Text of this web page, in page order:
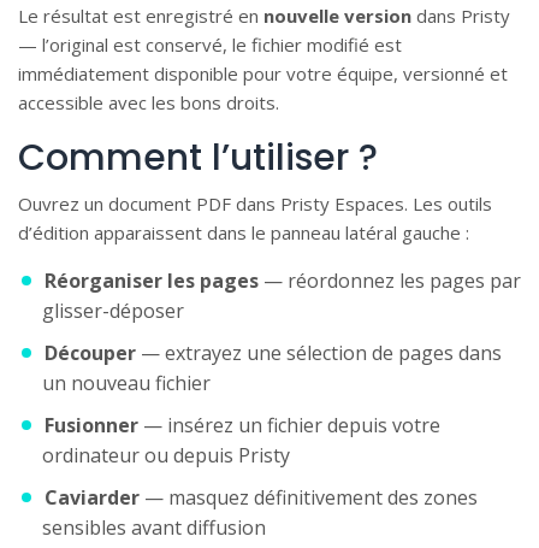
Le résultat est enregistré en nouvelle version dans Pristy
— l’original est conservé, le fichier modifié est
immédiatement disponible pour votre équipe, versionné et
accessible avec les bons droits.
Comment l’utiliser ?
Ouvrez un document PDF dans Pristy Espaces. Les outils
d’édition apparaissent dans le panneau latéral gauche :
Réorganiser les pages— réordonnez les pages par
glisser-déposer
Découper— extrayez une sélection de pages dans
un nouveau fichier
Fusionner— insérez un fichier depuis votre
ordinateur ou depuis Pristy
Caviarder— masquez définitivement des zones
sensibles avant diffusion